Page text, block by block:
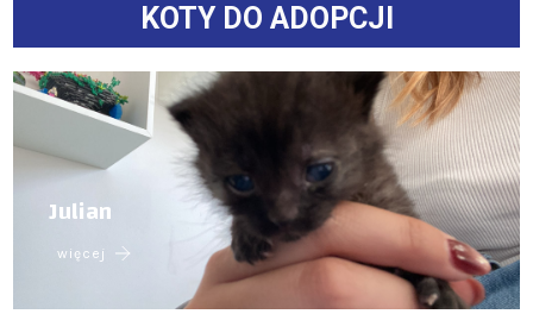
KOTY DO ADOPCJI
Julian
więcej